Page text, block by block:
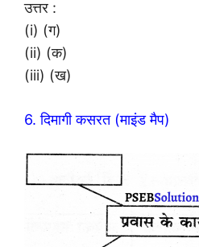
उत्तर :
(i) (ग)
(ii) (क)
(iii) (ख)
6. दिमागी कसरत (माइंड मैप)